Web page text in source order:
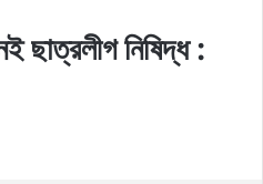
ছাত্রলীগ নিষিদ্ধ :